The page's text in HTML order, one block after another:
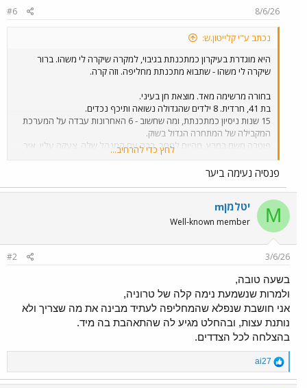
8/6/26
#6
נכתב ע"י קלייטון.ש:
היא מוגדרת בעיקרון כמתכנתת בגיבוי, למקרה שיקרה לי משהו. ברור
שיקרה לי משהו - שתבוא מתכנתת מחליפה. וזה קרה.
בחורה מרשימה מאד. מוצאת חן בעיני.
בת 41, חרדית. 8 ילדים שהגדולה נשואה ותיכף נכדים.
15 שנות ניסיון כמתכנתת, ומה שחשוב - 6 האחרונות עבדה על המערכת
המקבילה של המתחרה הגדול בשוק.
פוטרה משם במרץ. מהיום למחר. רבה עם המנהל שלה. צעקה עליו. איך
ששמעתי את זה התאהבתי בה מיד.
מכירה. אומרת "כולם מכירים את המערכת שלך". הם טורחים שם לחקור
את כל התוכנות של המתחרים אז גם שלי.
ישבנו על הקודים. יש לה תפיסה מסחררת. מסתכלת איתי, מסביר לה
מנסה להתעמק, אומרת "טוב טוב הבנתי הלאה".
כל הקריירה שלה התעסקה בקוד של מתכנתים אחרים ויש לה מיומנות
לא אומרת מילה של ביקורת. לא איך נכון יותר לעשות את זה, לא איך היא
היתה עושה. רק "הבנתי הלאה".
לאור זאת אמרנו שתתחיל לטפל בבעיות.
היום תקשרנו קצת שואל איך היא מתקדמת.
אומרת תיקנה שתי בעיות.
אמרתי רגע מה עם ה-, אומרת כן ראיתי מסודר.
אז זהו הוחלפתי.
לחץ כדי להרחיב...
פנסיה נעימה ביער
M mיטלמן
Well-known member
3/6/26
#2
בשעה טובה,
ולמרות שנשמעת נימה קלה של טרוניה,
אני חושבת שנפלא שהמחליפה לעתיד מבינה את מה שצריך ולא
נותנת עצות, ובהחלט מגיע לה שהתאהבת בה מיד.
בהצלחה לכל הצדדים.
R
e
a
ai27